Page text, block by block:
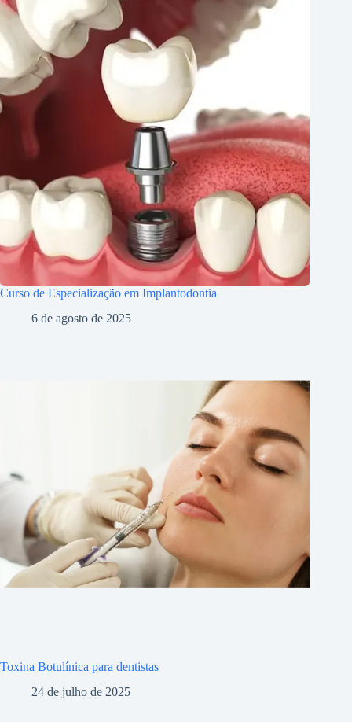
Curso de Especialização em Implantodontia
6 de agosto de 2025
Toxina Botulínica para dentistas
24 de julho de 2025